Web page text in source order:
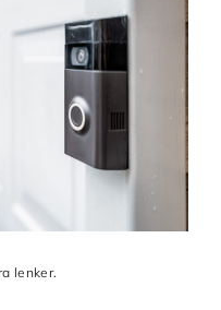
lenker.